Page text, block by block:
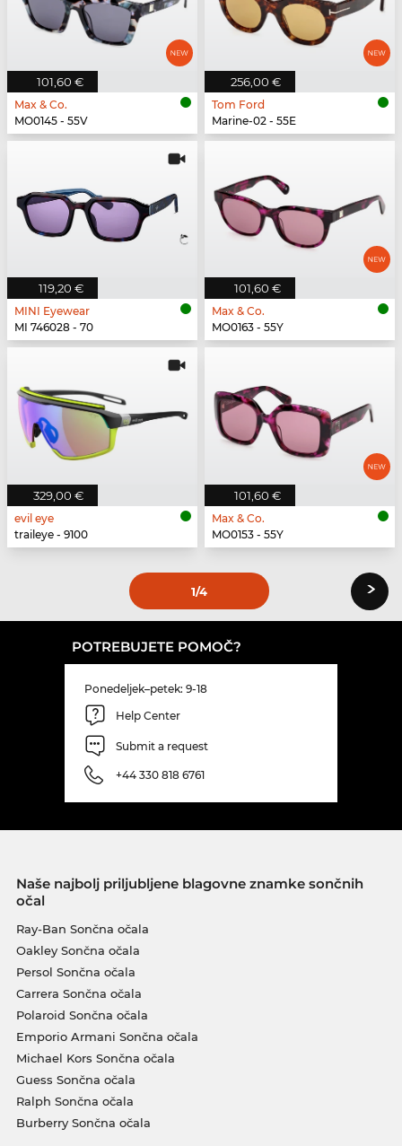
101,60 €
Max & Co.
MO0145 - 55V
256,00 €
Tom Ford
Marine-02 - 55E
119,20 €
MINI Eyewear
MI 746028 - 70
101,60 €
Max & Co.
MO0163 - 55Y
329,00 €
evil eye
traileye - 9100
101,60 €
Max & Co.
MO0153 - 55Y
1/4 ›
POTREBUJETE POMOČ?
Ponedeljek–petek: 9-18
Help Center
Submit a request
+44 330 818 6761
Naše najbolj priljubljene blagovne znamke sončnih
očal
Ray-Ban Sončna očala
Oakley Sončna očala
Persol Sončna očala
Carrera Sončna očala
Polaroid Sončna očala
Emporio Armani Sončna očala
Michael Kors Sončna očala
Guess Sončna očala
Ralph Sončna očala
Burberry Sončna očala